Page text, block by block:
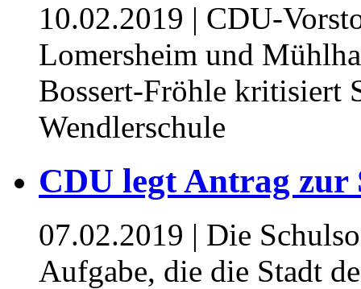
10.02.2019 | CDU-
Lomersheim und
Bossert-Fröhle kritisiert
Wendlerschule
CDU legt Antrag
07.02.2019 | Die
Aufgabe, die die Stadt